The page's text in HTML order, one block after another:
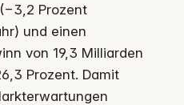
Prozent
und einen
von 19,3 Milliarden
Prozent. Damit